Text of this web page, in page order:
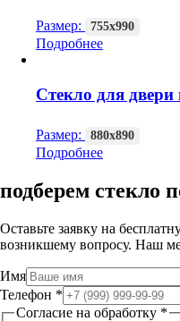
Размер: 755х990
Подробнее
Стекло для
Размер: 880х890
Подробнее
подберем стекло
Оставьте заявку на
возникшему вопросу. Наш
Имя
Телефон *
Согласие на обработку *